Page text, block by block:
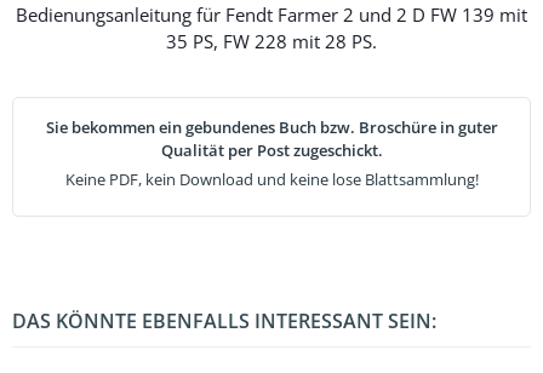
Bedienungsanleitung für Fendt Farmer 2 und 2 D FW 139 mit
35 PS, FW 228 mit 28 PS.
Sie bekommen ein gebundenes Buch bzw. Broschüre in guter
Qualität per Post zugeschickt.
Keine PDF, kein Download und keine lose Blattsammlung!
DAS KÖNNTE EBENFALLS INTERESSANT SEIN: